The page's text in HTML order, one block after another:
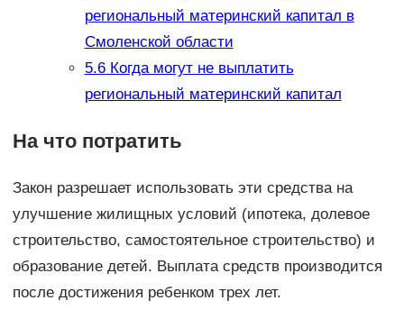
региональный материнский капитал в
Смоленской области
5.6Когда могут не выплатить
региональный материнский капитал
На что потратить
Закон разрешает использовать эти средства на
улучшение жилищных условий (ипотека, долевое
строительство, самостоятельное строительство) и
образование детей. Выплата средств производится
после достижения ребенком трех лет.